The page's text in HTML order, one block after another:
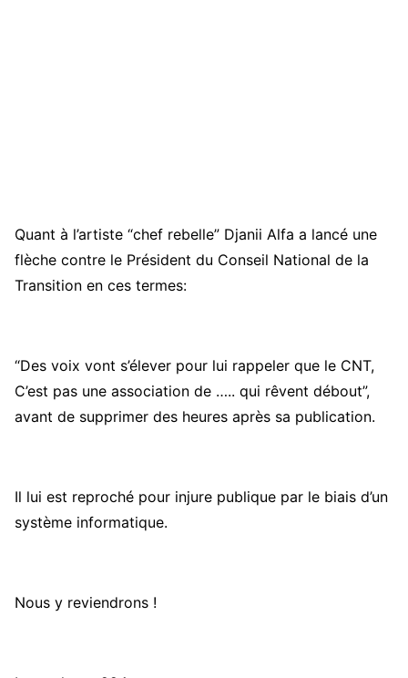
Quant à l’artiste “chef rebelle” Djanii Alfa a lancé une
flèche contre le Président du Conseil National de la
Transition en ces termes:
“Des voix vont s’élever pour lui rappeler que le CNT,
C’est pas une association de ….. qui rêvent débout”,
avant de supprimer des heures après sa publication.
Il lui est reproché pour injure publique par le biais d’un
système informatique.
Nous y reviendrons !